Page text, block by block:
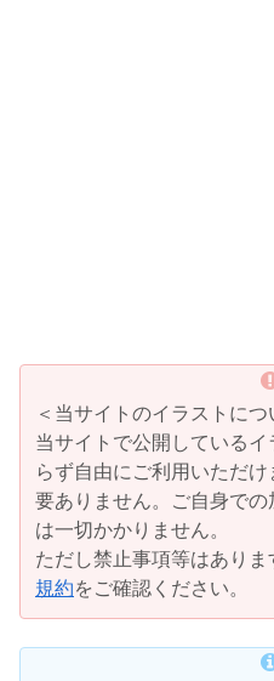
＜当サイトのイラストにつ
当サイトで公開している
らず自由にご利用いただ
要ありません。ご自身で
は一切かかりません。
ただし禁止事項等はあり
規約をご確認ください。